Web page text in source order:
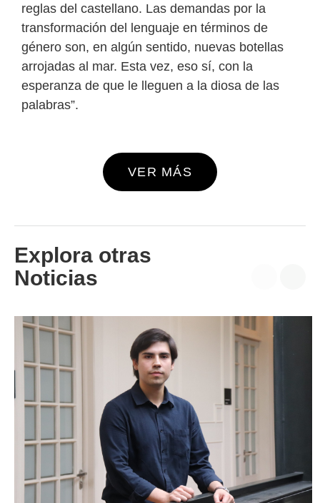
reglas del castellano. Las demandas por la
transformación del lenguaje en términos de
género son, en algún sentido, nuevas botellas
arrojadas al mar. Esta vez, eso sí, con la
esperanza de que le lleguen a la diosa de las
palabras”.
VER MÁS
Explora otras
Noticias